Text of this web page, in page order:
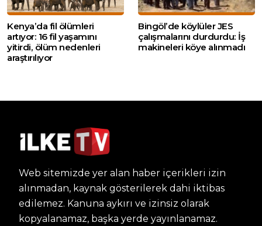
Kenya’da fil ölümleri
artıyor: 16 fil yaşamını
yitirdi, ölüm nedenleri
araştırılıyor
Bingöl’de köylüler JES
çalışmalarını durdurdu: İş
makineleri köye alınmadı
Web sitemizde yer alan haber içerikleri izin
alınmadan, kaynak gösterilerek dahi iktibas
edilemez. Kanuna aykırı ve izinsiz olarak
kopyalanamaz, başka yerde yayınlanamaz.